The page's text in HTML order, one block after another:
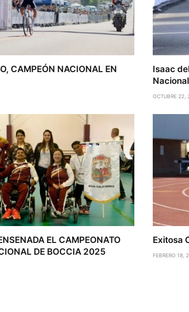
CAMPEÓN NACIONAL EN
Isaac
OCTUBRE 22,
EL CAMPEONATO
DE BOCCIA 2025
Exitosa
FEBRERO 18,